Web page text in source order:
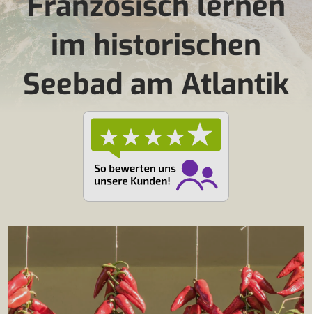
im historischen
Seebad am Atlantik